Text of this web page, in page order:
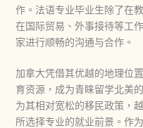
作。法语专业毕业生除了在
在国际贸易、外事接待等工
家进行顺畅的沟通与合作。
加拿大凭借其优越的地理位
育资源，成为青睐留学北美
为其相对宽松的移民政策，
所选择专业的就业前景。作